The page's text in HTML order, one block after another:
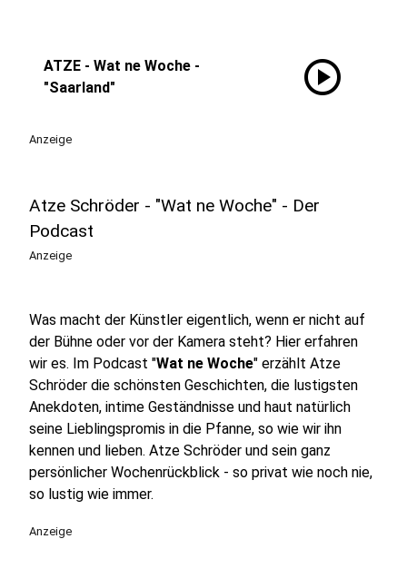
ATZE - Wat ne Woche -
"Saarland"
play_circle
Anzeige
Atze Schröder - "Wat ne Woche" - Der
Podcast
Anzeige
Was macht der Künstler eigentlich, wenn er nicht auf
der Bühne oder vor der Kamera steht? Hier erfahren
wir es. Im Podcast "Wat ne Woche" erzählt Atze
Schröder die schönsten Geschichten, die lustigsten
Anekdoten, intime Geständnisse und haut natürlich
seine Lieblingspromis in die Pfanne, so wie wir ihn
kennen und lieben. Atze Schröder und sein ganz
persönlicher Wochenrückblick - so privat wie noch nie,
so lustig wie immer.
Anzeige